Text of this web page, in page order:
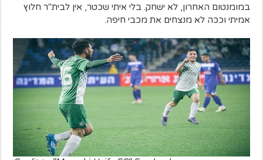
במומנטום האחרון, לא ישחק. בלי איתי שכטר, אין לבית"ר חלוץ
אמיתי וככה לא מנצחים את מכבי חיפה.